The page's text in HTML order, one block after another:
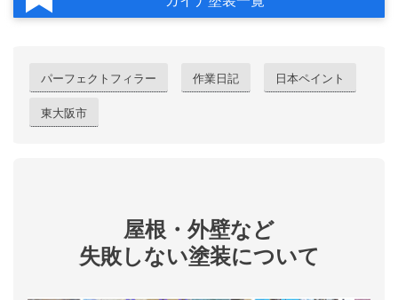
パーフェクトフィラー 作業日記 日本ペイント
東大阪市
屋根・外壁など
失敗しない塗装について